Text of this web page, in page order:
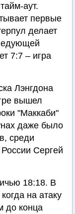
аут.
первые
делает
7:7 – игра
Лэнгдона
вышел
"Маккаби"
даже было
среди
Сергей
18:18. В
на атаку
до конца